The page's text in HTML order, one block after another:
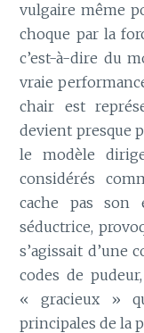
vulgaire même
choque par la
c’est-à-dire du
vraie
chair est
devient presque
le modèle
considérés
cache pas
séductrice,
s’agissait d’une
codes de
« gracieux »
principales de la